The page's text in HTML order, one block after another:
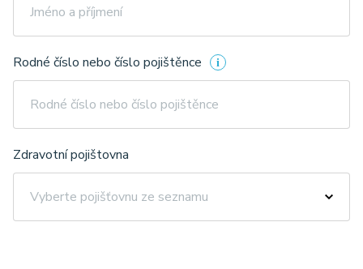
Rodné číslo nebo číslo pojištěnce
Zdravotní pojištovna